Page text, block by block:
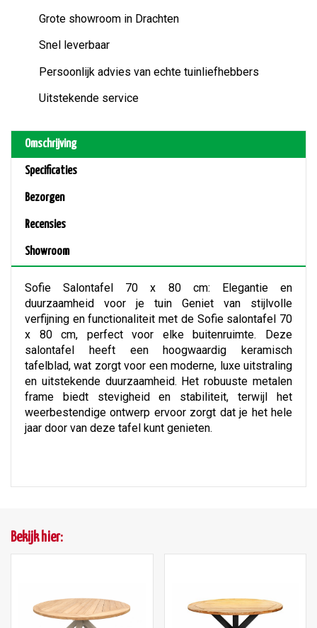
Grote showroom in Drachten
Snel leverbaar
Persoonlijk advies van echte tuinliefhebbers
Uitstekende service
Omschrijving
Specificaties
Bezorgen
Recensies
Showroom
Sofie Salontafel 70 x 80 cm: Elegantie en
duurzaamheid voor je tuin Geniet van stijlvolle
verfijning en functionaliteit met de Sofie salontafel 70
x 80 cm, perfect voor elke buitenruimte. Deze
salontafel heeft een hoogwaardig keramisch
tafelblad, wat zorgt voor een moderne, luxe uitstraling
en uitstekende duurzaamheid. Het robuuste metalen
frame biedt stevigheid en stabiliteit, terwijl het
weerbestendige ontwerp ervoor zorgt dat je het hele
jaar door van deze tafel kunt genieten.
Bekijk hier: